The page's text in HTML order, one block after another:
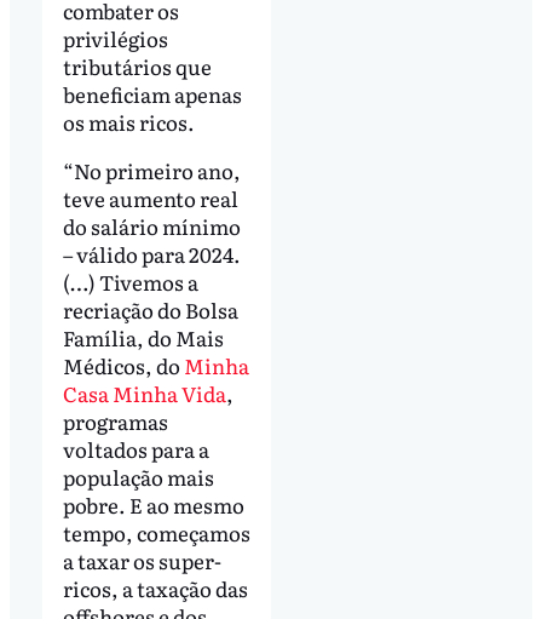
combater os
privilégios
tributários que
beneficiam apenas
os mais ricos.
“No primeiro ano,
teve aumento real
do salário mínimo
– válido para 2024.
(…) Tivemos a
recriação do Bolsa
Família, do Mais
Médicos, do Minha
Casa Minha Vida,
programas
voltados para a
população mais
pobre. E ao mesmo
tempo, começamos
a taxar os super-
ricos, a taxação das